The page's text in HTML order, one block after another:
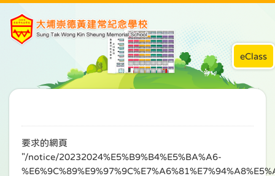
eClass
要求的網頁
"/notice/20232024%E5%B9%B4%E5%BA%A6-